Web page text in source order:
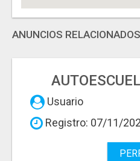
ANUNCIOS RELACIONADOS
Usuario
Registro: 07/11/